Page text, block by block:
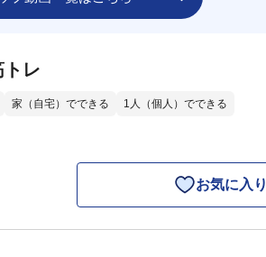
トレ
家（自宅）でできる 1人（個人）でできる
お気に入り